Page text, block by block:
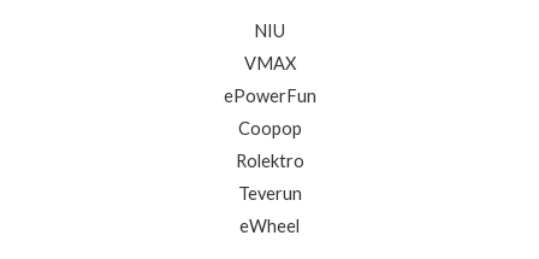
NIU
VMAX
ePowerFun
Coopop
Rolektro
Teverun
eWheel